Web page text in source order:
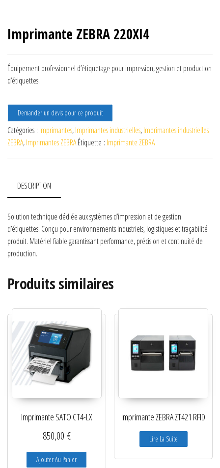
Imprimante ZEBRA 220XI4
Équipement professionnel d’étiquetage pour impression, gestion et production
d’étiquettes.
Demander un devis pour ce produit
Catégories : Imprimantes,Imprimantes industrielles,Imprimantes industrielles
ZEBRA,Imprimantes ZEBRAÉtiquette : Imprimante ZEBRA
DESCRIPTION
Solution technique dédiée aux systèmes d’impression et de gestion
d’étiquettes. Conçu pour environnements industriels, logistiques et traçabilité
produit. Matériel fiable garantissant performance, précision et continuité de
production.
Produits similaires
Imprimante SATO CT4-LX
850,00 €
Ajouter Au Panier
Imprimante ZEBRA ZT421 RFID
Lire La Suite